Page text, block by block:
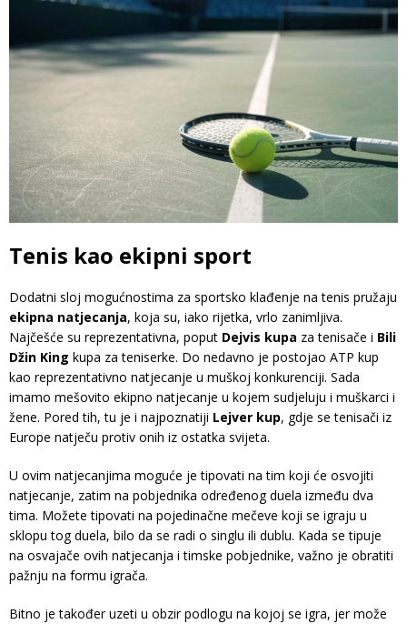
Tenis kao ekipni sport
Dodatni sloj mogućnostima za sportsko klađenje na tenis pružaju
ekipna natjecanja, koja su, iako rijetka, vrlo zanimljiva.
Najčešće su reprezentativna, poput Dejvis kupa za tenisače i Bili
Džin King kupa za teniserke. Do nedavno je postojao ATP kup
kao reprezentativno natjecanje u muškoj konkurenciji. Sada
imamo mešovito ekipno natjecanje u kojem sudjeluju i muškarci i
žene. Pored tih, tu je i najpoznatiji Lejver kup, gdje se tenisači iz
Europe natječu protiv onih iz ostatka svijeta.
U ovim natjecanjima moguće je tipovati na tim koji će osvojiti
natjecanje, zatim na pobjednika određenog duela između dva
tima. Možete tipovati na pojedinačne mečeve koji se igraju u
sklopu tog duela, bilo da se radi o singlu ili dublu. Kada se tipuje
na osvajače ovih natjecanja i timske pobjednike, važno je obratiti
pažnju na formu igrača.
Bitno je također uzeti u obzir podlogu na kojoj se igra, jer može